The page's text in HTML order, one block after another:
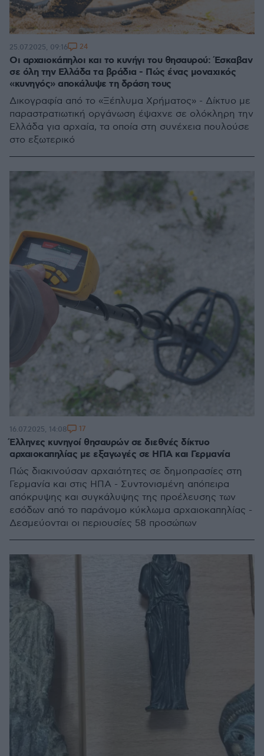
Οι αρχαιοκάπηλοι και το κυνήγι του θησαυρού: Έσκαβαν
σε όλη την Ελλάδα τα βράδια - Πώς ένας μοναχικός
«κυνηγός» αποκάλυψε τη δράση τους
Δικογραφία από το «Ξέπλυμα Χρήματος» - Δίκτυο με
παραστρατιωτική οργάνωση έψαχνε σε ολόκληρη την
Ελλάδα για αρχαία, τα οποία στη συνέχεια πουλούσε
στο εξωτερικό
25.07.2025, 09:16 24
Έλληνες κυνηγοί θησαυρών σε διεθνές δίκτυο
αρχαιοκαπηλίας με εξαγωγές σε ΗΠΑ και Γερμανία
Πώς διακινούσαν αρχαιότητες σε δημοπρασίες στη
Γερμανία και στις ΗΠΑ - Συντονισμένη απόπειρα
απόκρυψης και συγκάλυψης της προέλευσης των
εσόδων από το παράνομο κύκλωμα αρχαιοκαπηλίας -
Δεσμεύονται οι περιουσίες 58 προσώπων
16.07.2025, 14:08 17